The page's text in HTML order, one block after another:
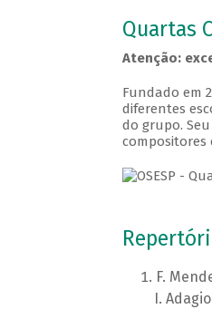
Quartas
Atenção:
Fundado em
diferentes
do grupo.
compositores
F.